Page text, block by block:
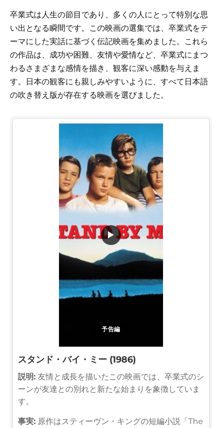
卒業式は人生の節目であり、多くの人にとって特別な思
い出となる瞬間です。この映画の選集では、卒業式をテ
ーマにした実話に基づく伝記映画を集めました。これら
の作品は、成功や困難、友情や愛情など、卒業式にまつ
わるさまざまな感情を描き、観客に深い感動を与えま
す。日本の観客にも親しみやすいように、すべて日本語
の吹き替え版が存在する映画を選びました。
予告編
▶
スタンド・バイ・ミー (1986)
説明: 友情と成長を描いたこの映画では、卒業式のシ
ーンが友達との別れと新たな始まりを象徴していま
す。
事実: 原作はスティーヴン・キングの短編小説「The